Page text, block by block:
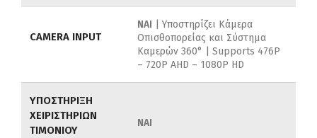
CAMERA INPUT
ΝΑΙ | Υποστηρίζει Κάμερα
Οπισθοπορείας και Σύστημα
Καμερών 360° | Supports 476P
– 720P AHD – 1080P HD
ΥΠΟΣΤΗΡΙΞΗ
ΧΕΙΡΙΣΤΗΡΙΩΝ
ΤΙΜΟΝΙΟΥ
ΝΑΙ